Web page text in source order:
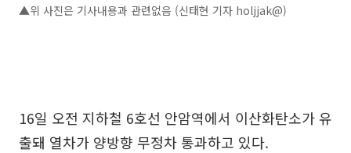
▲위 사진은 기사내용과 관련없음 (신태현 기자 holjjak@)
16일 오전 지하철 6호선 안암역에서 이산화탄소가 유
출돼 열차가 양방향 무정차 통과하고 있다.